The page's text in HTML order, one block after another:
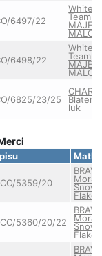
6497/22
White
Team
MALO
6498/22
White
Team
MALO
6825/23/25
luk
Matka
5359/20
BRAVE
Snow
Flake
5360/20/22
BRAVE
Snow
Flake
BRAVE